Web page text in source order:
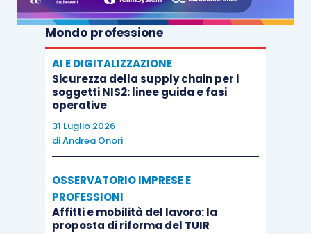
Mondo professione
AI E DIGITALIZZAZIONE
Sicurezza della supply chain per i
soggetti NIS2: linee guida e fasi
operative
31 Luglio 2026
diAndrea Onori
OSSERVATORIO IMPRESE E
PROFESSIONI
Affitti e mobilità del lavoro: la
proposta di riforma del TUIR